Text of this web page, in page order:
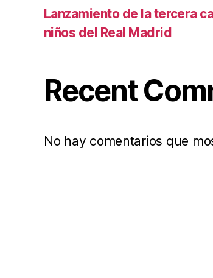
Lanzamiento de la tercera
niños del Real Madrid
Recent
No hay comentarios que